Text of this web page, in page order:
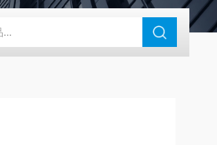
麦特沃克